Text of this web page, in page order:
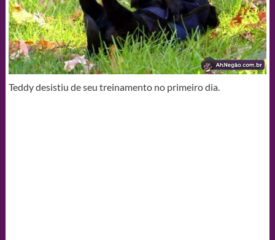
Teddy desistiu de seu treinamento no primeiro dia.